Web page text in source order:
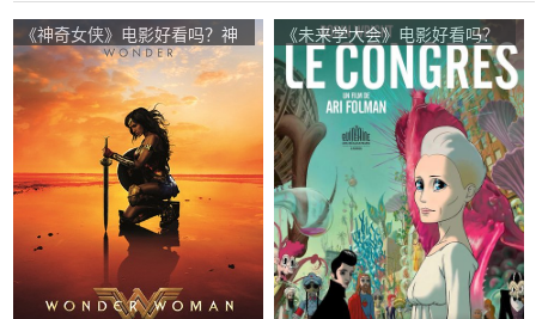
《神奇女侠》电影好看吗？神
奇女侠影评及简介
《未来学大会》电影好看吗？
未来学大会影评及简介